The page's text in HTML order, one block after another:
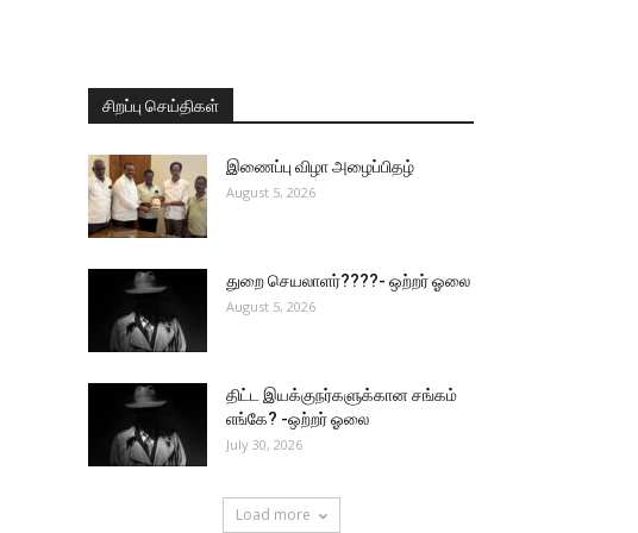
சிறப்பு செய்திகள்
இணைப்பு விழா அழைப்பிதழ்
August 5, 2026
துறை செயலாளர்????- ஒற்றர் ஓலை
August 5, 2026
திட்ட இயக்குநர்களுக்கான சங்கம்
எங்கே? -ஒற்றர் ஓலை
July 30, 2026
Load more